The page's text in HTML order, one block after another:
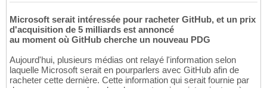
Microsoft serait intéressée pour racheter GitHub, et un prix
d'acquisition de 5 milliards est annoncé
au moment où GitHub cherche un nouveau PDG
Aujourd'hui, plusieurs médias ont relayé l'information selon
laquelle Microsoft serait en pourparlers avec GitHub afin de
racheter cette dernière. Cette information qui serait fournie par